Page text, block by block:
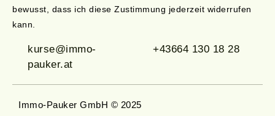
bewusst, dass ich diese Zustimmung jederzeit widerrufen
kann.
kurse@immo-
pauker.at
+43664 130 18 28
Immo-Pauker GmbH © 2025